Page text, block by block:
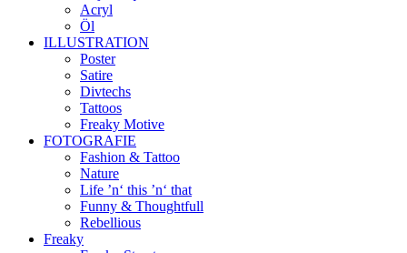
Acryl
Öl
ILLUSTRATION
Poster
Satire
Divtechs
Tattoos
Freaky Motive
FOTOGRAFIE
Fashion & Tattoo
Nature
Life ’n‘ this ’n‘ that
Funny & Thoughtfull
Rebellious
Freaky